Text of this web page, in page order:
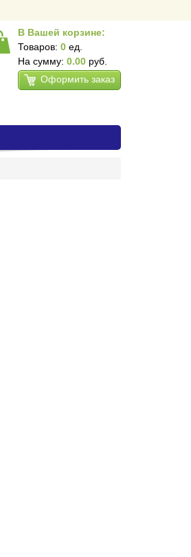
В Вашей корзине:
Товаров: 0 ед.
На сумму: 0.00 руб.
Оформить заказ